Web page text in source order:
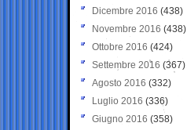
Dicembre 2016 (438)
Novembre 2016 (438)
Ottobre 2016 (424)
Settembre 2016 (367)
Agosto 2016 (332)
Luglio 2016 (336)
Giugno 2016 (358)